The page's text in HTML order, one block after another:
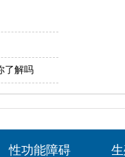
了解吗
性功能障碍